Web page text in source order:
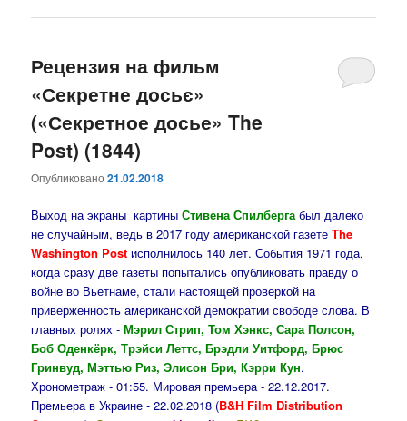
Рецензия на фильм
«Секретне досьє»
(«Секретное досье» The
Post) (1844)
Опубликовано21.02.2018
Выход на экраны картиныСтивена Спилбергабыл далеко
не случайным, ведь в 2017 году американской газетеThe
Washington Post исполнилось 140 лет. События 1971 года,
когда сразу две газеты попытались опубликовать правду о
войне во Вьетнаме, стали настоящей проверкой на
приверженность американской демократии свободе слова. В
главных ролях -Мэрил Стрип, Том Хэнкс, Сара Полсон,
Боб Оденкёрк, Трэйси Леттс, Брэдли Уитфорд, Брюс
Гринвуд, Мэттью Риз, Элисон Бри, Кэрри Кун.
Хронометраж - 01:55. Мировая премьера - 22.12.2017.
Премьера в Украине - 22.02.2018 (B&H Film Distribution